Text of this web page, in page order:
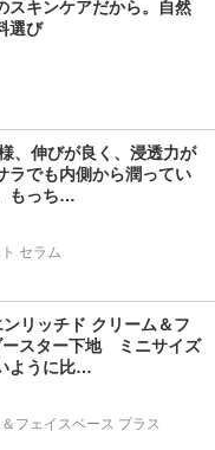
スキンケアだから。自然
選び
、伸びが良く、浸透力が
ラでも内側から潤ってい
もっち…
セラム
リッチド クリーム＆フ
スター下地　ミニサイズ
ように比…
フェイスベース プラス